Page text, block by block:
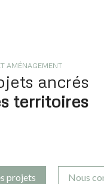
AMÉNAGEMENT
ancrés
territoires
projets Nous